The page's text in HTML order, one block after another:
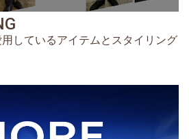
しているアイテムとスタイリング